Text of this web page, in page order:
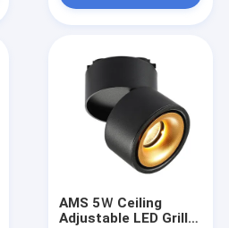
AMS 5Ｗ Ceiling
Adjustable LED Grille